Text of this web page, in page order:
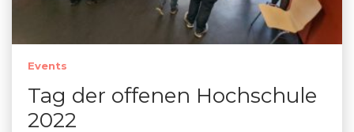
Events
Tag der offenen Hochschule
2022